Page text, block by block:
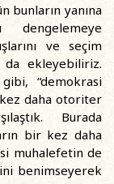
bunların yanına
ve seçim
da ekleyebiliriz.
“demokrasi
kez daha otoriter
Burada
bir kez daha
muhalefetin de
benimseyerek